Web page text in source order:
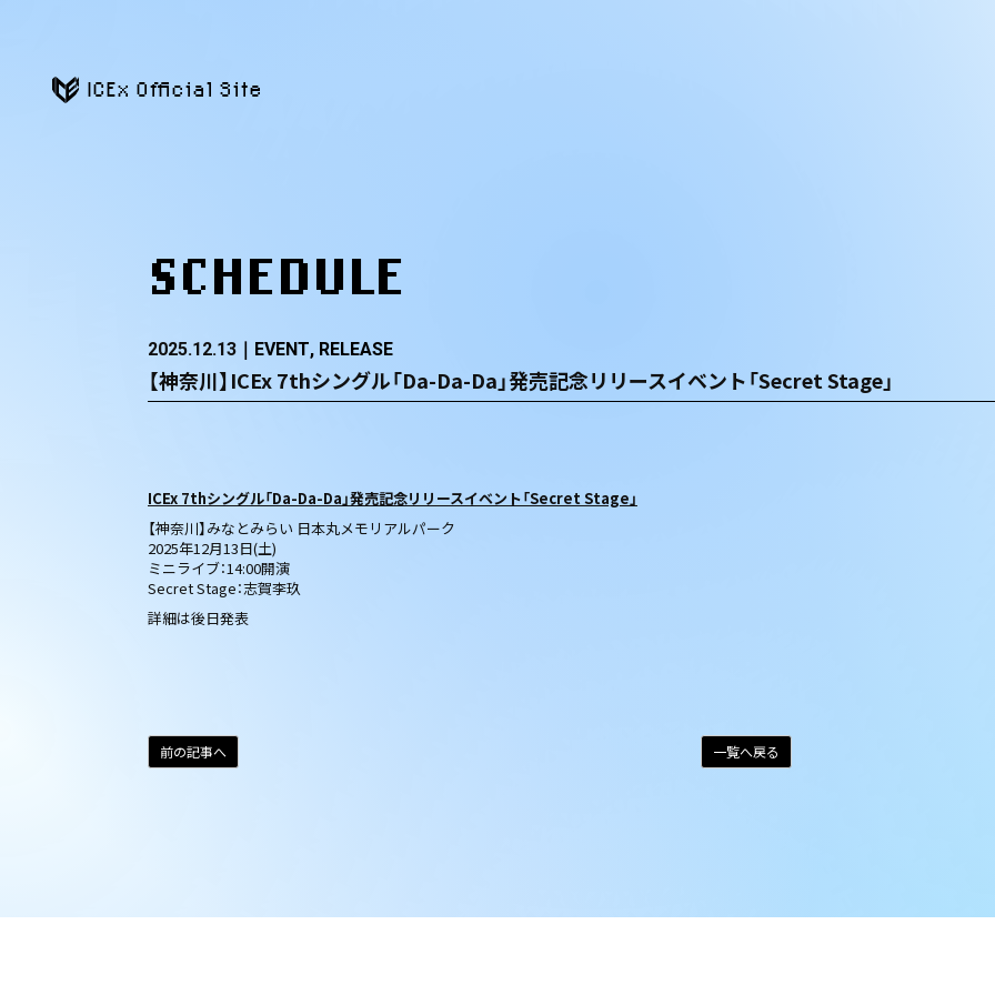
ICEx Official Site
SCHEDULE
2025.12.13 EVENT RELEASE
【神奈川】ICEx 7thシングル「Da-Da-Da」発売記念リリースイベント「Secret Stage」
ICEx 7thシングル「Da-Da-Da」発売記念リリースイベント「Secret Stage」
【神奈川】みなとみらい 日本丸メモリアルパーク
2025年12月13日(土)
ミニライブ：14:00開演
Secret Stage：志賀李玖
詳細は後日発表
一覧へ戻る
前の記事へ